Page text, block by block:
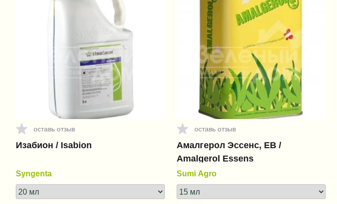
оставь отзыв
Изабион / Isabion
Syngenta
оставь отзыв
Амалгерол Эссенс, ЕВ /
Amalgerol Essens
Sumi Agro